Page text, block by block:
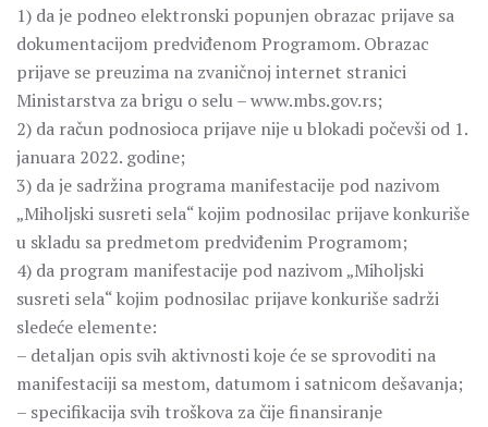
1) da je podneo elektronski popunjen obrazac prijave sa
dokumentacijom predviđenom Programom. Obrazac
prijave se preuzima na zvaničnoj internet stranici
Ministarstva za brigu o selu – www.mbs.gov.rs;
2) da račun podnosioca prijave nije u blokadi počevši od 1.
januara 2022. godine;
3) da je sadržina programa manifestacije pod nazivom
„Miholjski susreti sela“ kojim podnosilac prijave konkuriše
u skladu sa predmetom predviđenim Programom;
4) da program manifestacije pod nazivom „Miholjski
susreti sela“ kojim podnosilac prijave konkuriše sadrži
sledeće elemente:
– detaljan opis svih aktivnosti koje će se sprovoditi na
manifestaciji sa mestom, datumom i satnicom dešavanja;
– specifikacija svih troškova za čije finansiranje